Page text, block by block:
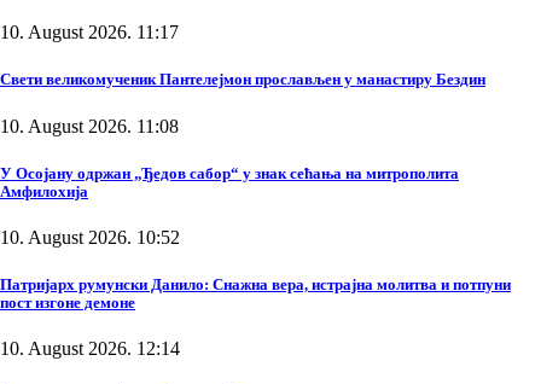
10. August 2026. 11:17
Свети великомученик Пантелејмон прослављен у манастиру Бездин
10. August 2026. 11:08
У Осојану одржан „Ђедов сабор“ у знак сећања на митрополита
Амфилохија
10. August 2026. 10:52
Патријарх румунски Данило: Снажна вера, истрајна молитва и потпуни
пост изгоне демоне
10. August 2026. 12:14